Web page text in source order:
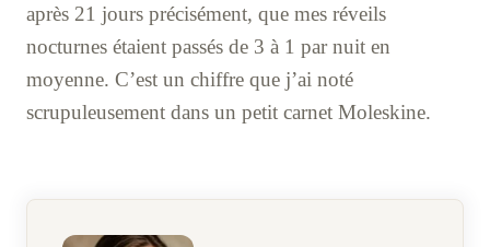
après 21 jours précisément, que mes réveils
nocturnes étaient passés de 3 à 1 par nuit en
moyenne. C’est un chiffre que j’ai noté
scrupuleusement dans un petit carnet Moleskine.